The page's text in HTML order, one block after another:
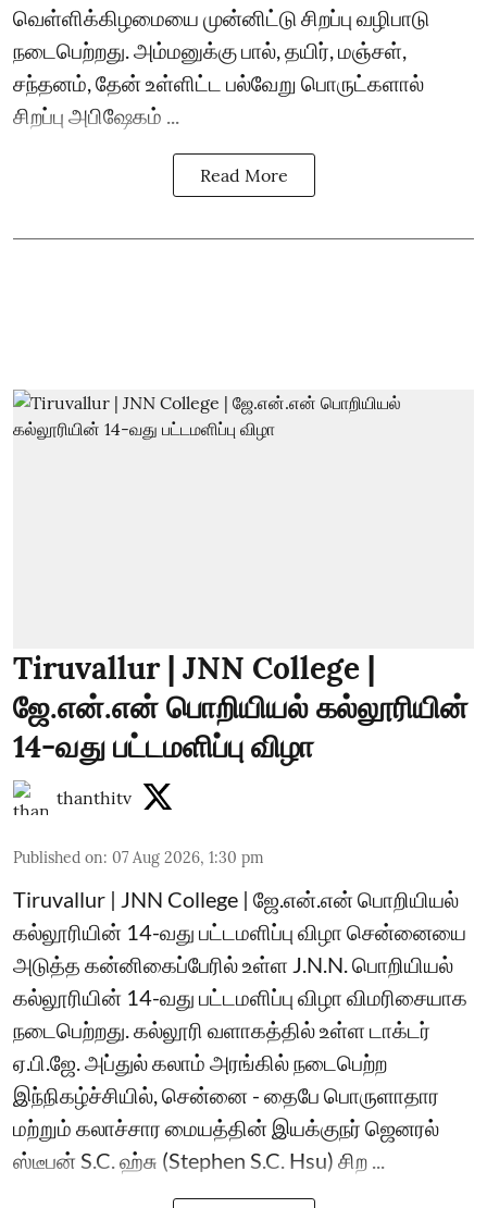
வெள்ளிக்கிழமையை முன்னிட்டு சிறப்பு வழிபாடு
நடைபெற்றது. அம்மனுக்கு பால், தயிர், மஞ்சள்,
சந்தனம், தேன் உள்ளிட்ட பல்வேறு பொருட்களால்
சிறப்பு அபிஷேகம் ...
Read More
Tiruvallur | JNN College |
ஜே.என்.என் பொறியியல் கல்லூரியின்
14-வது பட்டமளிப்பு விழா
thanthitv
Published on: 07 Aug 2026, 1:30 pm
Tiruvallur | JNN College | ஜே.என்.என் பொறியியல்
கல்லூரியின் 14-வது பட்டமளிப்பு விழா சென்னையை
அடுத்த கன்னிகைப்பேரில் உள்ள J.N.N. பொறியியல்
கல்லூரியின் 14-வது பட்டமளிப்பு விழா விமரிசையாக
நடைபெற்றது. கல்லூரி வளாகத்தில் உள்ள டாக்டர்
ஏ.பி.ஜே. அப்துல் கலாம் அரங்கில் நடைபெற்ற
இந்நிகழ்ச்சியில், சென்னை - தைபே பொருளாதார
மற்றும் கலாச்சார மையத்தின் இயக்குநர் ஜெனரல்
ஸ்டீபன் S.C. ஹ்சு (Stephen S.C. Hsu) சிற ...